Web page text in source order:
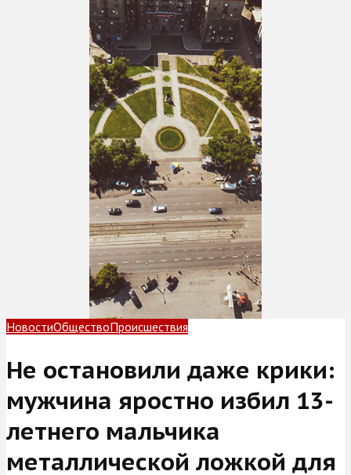
НовостиОбществоПроисшествия
Не остановили даже крики:
мужчина яростно избил 13-
летнего мальчика
металлической ложкой для